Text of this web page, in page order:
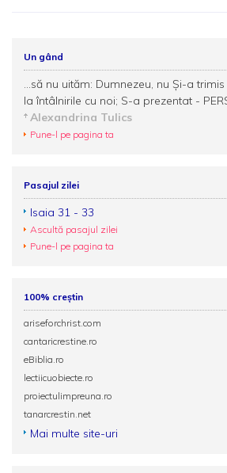
Un gând
...să nu uităm: Dumnezeu, nu Şi-a
la întâlnirile cu noi; S-a prezentat -
Alexandrina Tulics
Pune-l pe pagina ta
Pasajul zilei
Isaia 31 - 33
Ascultă pasajul zilei
Pune-l pe pagina ta
100% creștin
ariseforchrist.com
cantaricrestine.ro
eBiblia.ro
lectiicuobiecte.ro
proiectulimpreuna.ro
tanarcrestin.net
Mai multe site-uri